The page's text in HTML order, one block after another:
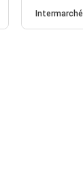
Intermarché